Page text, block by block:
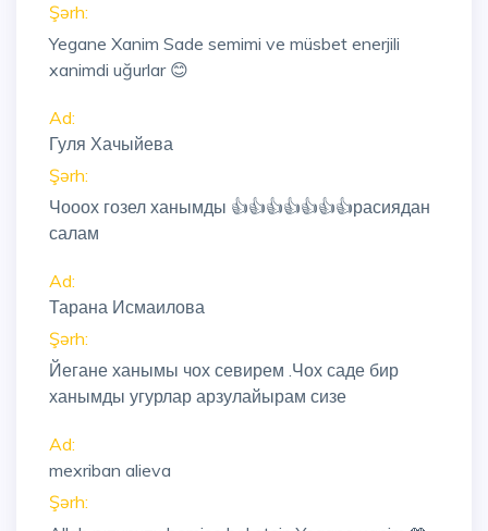
Şərh:
Yegane Xanim Sade semimi ve müsbet enerjili
xanimdi uğurlar 😊
Ad:
Гуля Хачыйева
Şərh:
Чооох гозел ханымды 👍👍👍👍👍👍👍расиядан
салам
Ad:
Тарана Исмаилова
Şərh:
Йегане ханымы чох севирем .Чох саде бир
ханымды угурлар арзулайырам сизе
Ad:
mexriban alieva
Şərh: